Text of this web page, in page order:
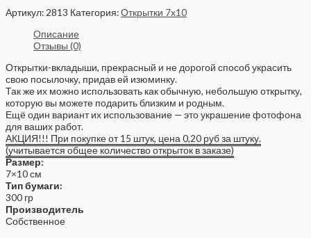
Артикул: 2813 Категория:Открытки 7x10
Описание
Отзывы (0)
Открытки-вкладыши, прекрасный и не дорогой способ украсить
свою посылочку, придав ей изюминку.
Так же их можно использовать как обычную, небольшую открытку,
которую вы можете подарить близким и родным.
Ещё один вариант их использование — это украшение фотофона
для ваших работ.
АКЦИЯ!!! При покупке от 15 штук, цена 0,20 руб за штуку.
(учитывается общее количество открыток в заказе)
Размер:
7×10 см
Тип бумаги:
300 гр
Производитель
Собственное